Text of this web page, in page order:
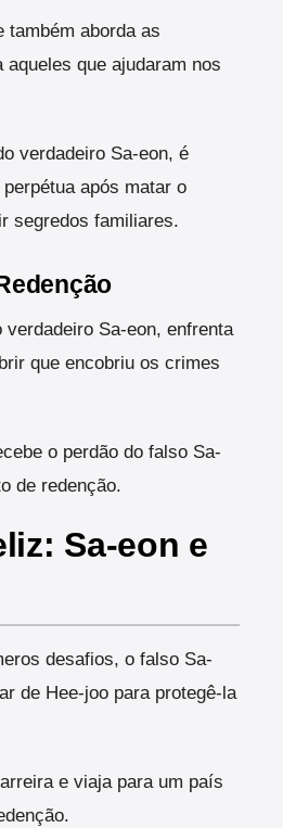
também aborda as
aqueles que ajudaram nos
verdadeiro Sa-eon, é
após matar o
segredos familiares.
verdadeiro Sa-eon, enfrenta
que encobriu os crimes
o perdão do falso Sa-
de redenção.
Sa-eon e
desafios, o falso Sa-
de Hee-joo para protegê-la
e viaja para um país